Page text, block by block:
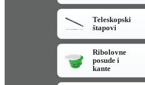
Teleskopski
štapovi
Ribolovne
posude i
kante